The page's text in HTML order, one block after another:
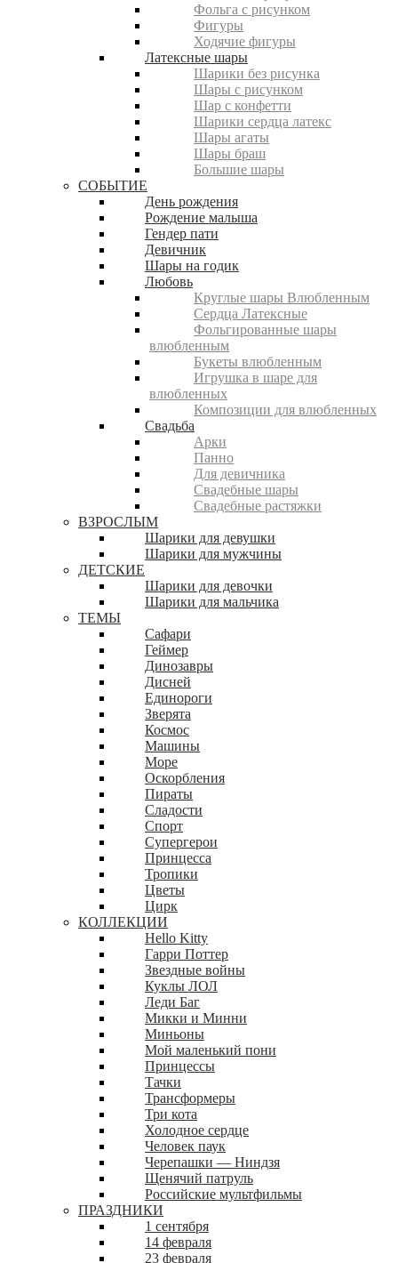
Фольга с рисунком
Фигуры
Ходячие фигуры
Латексные шары
Шарики без рисунка
Шары с рисунком
Шар с конфетти
Шарики сердца латекс
Шары агаты
Шары браш
Большие шары
СОБЫТИЕ
День рождения
Рождение малыша
Гендер пати
Девичник
Шары на годик
Любовь
Круглые шары Влюбленным
Сердца Латексные
Фольгированные шары
влюбленным
Букеты влюбленным
Игрушка в шаре для
влюбленных
Композиции для влюбленных
Свадьба
Арки
Панно
Для девичника
Свадебные шары
Свадебные растяжки
ВЗРОСЛЫМ
Шарики для девушки
Шарики для мужчины
ДЕТСКИЕ
Шарики для девочки
Шарики для мальчика
ТЕМЫ
Сафари
Геймер
Динозавры
Дисней
Единороги
Зверята
Космос
Машины
Море
Оскорбления
Пираты
Сладости
Спорт
Супергерои
Принцесса
Тропики
Цветы
Цирк
КОЛЛЕКЦИИ
Hello Kitty
Гарри Поттер
Звездные войны
Куклы ЛОЛ
Леди Баг
Микки и Минни
Миньоны
Мой маленький пони
Принцессы
Тачки
Трансформеры
Три кота
Холодное сердце
Человек паук
Черепашки — Ниндзя
Щенячий патруль
Российские мультфильмы
ПРАЗДНИКИ
1 сентября
14 февраля
23 февраля